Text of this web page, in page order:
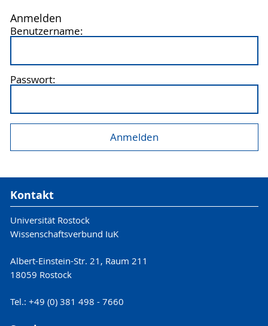
Anmelden
Benutzername:
Passwort:
Kontakt
Universität Rostock
Wissenschaftsverbund IuK
Albert-Einstein-Str. 21, Raum 211
18059 Rostock
Tel.: +49 (0) 381 498 - 7660